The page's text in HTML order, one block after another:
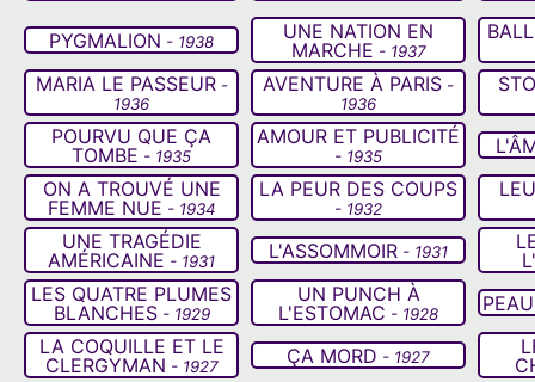
PYGMALION - 1938
UNE NATION EN
MARCHE - 1937
MARIA LE PASSEUR-
1936
AVENTURE À PARIS -
1936
POURVU QUE ÇA
TOMBE - 1935
AMOUR ET PUBLICITÉ
- 1935
ON A TROUVÉ UNE
FEMME NUE - 1934
LA PEUR DES COUPS
- 1932
UNE TRAGÉDIE
AMÉRICAINE - 1931 L'ASSOMMOIR - 1931
LES QUATRE PLUMES
BLANCHES- 1929
UN PUNCH À
L'ESTOMAC - 1928
LA COQUILLE ET LE
CLERGYMAN - 1927 ÇA MORD - 1927